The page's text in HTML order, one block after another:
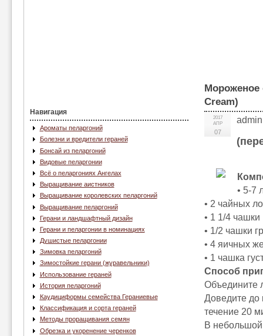
Навигация
Ароматы пеларгоний
Болезни и вредители гераней
Бонсай из пеларгоний
Видовые пеларгонии
Всё о пеларгониях Ангелах
Выращивание аистников
Выращивание королевских пеларгоний
Выращивание пеларгоний
Герани и ландшафтный дизайн
Герани и пеларгонии в номинациях
Душистые пеларгонии
Зимовка пеларгоний
Зимостойкие герани (журавельники)
Использование гераней
История пеларгоний
Каудициформы семейства Гераниевые
Классификация и сорта гераней
Методы проращивания семян
Обрезка и укоренение черенков
Мороженое
Cream)
2017
АПР
07
admin
• 5-7
• 2 чайных
• 1 1/4
• 1/2 чашки
• 4 яичных
• 1 чашка
Способ
Объедините
Доведите до
течение 20
В